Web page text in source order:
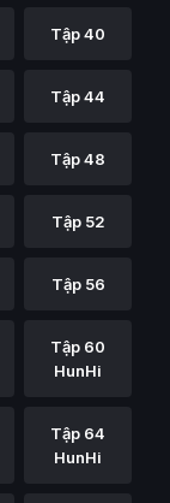
Tập 40
Tập 44
Tập 48
Tập 52
Tập 56
Tập 60
HunHi
Tập 64
HunHi